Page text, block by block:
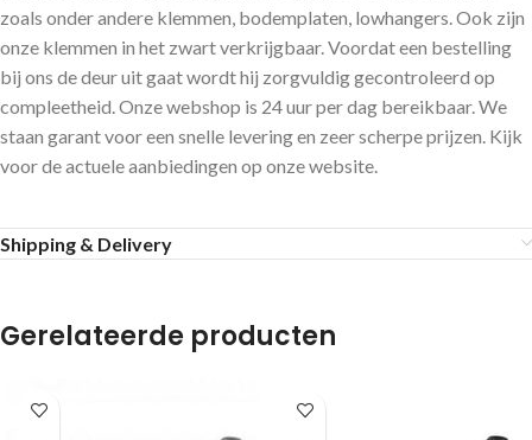
zoals onder andere klemmen, bodemplaten, lowhangers. Ook zijn
onze klemmen in het zwart verkrijgbaar. Voordat een bestelling
bij ons de deur uit gaat wordt hij zorgvuldig gecontroleerd op
compleetheid. Onze webshop is 24 uur per dag bereikbaar. We
staan garant voor een snelle levering en zeer scherpe prijzen. Kijk
voor de actuele aanbiedingen op onze website.
Shipping & Delivery
Gerelateerde producten